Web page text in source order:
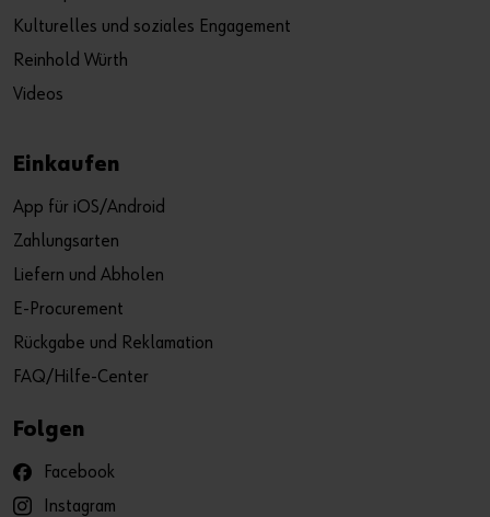
Kulturelles und soziales Engagement
Reinhold Würth
Videos
Einkaufen
App für iOS/Android
Zahlungsarten
Liefern und Abholen
E-Procurement
Rückgabe und Reklamation
FAQ/Hilfe-Center
Folgen
Facebook
Instagram